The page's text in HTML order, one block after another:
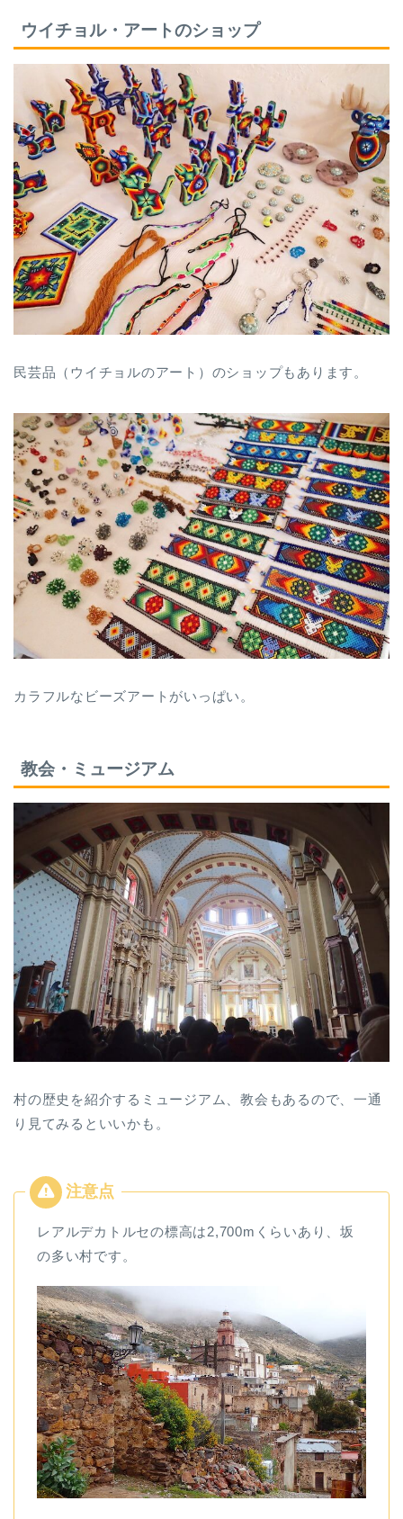
ウイチョル・アートのショップ
民芸品（ウイチョルのアート）のショップもあります。
カラフルなビーズアートがいっぱい。
教会・ミュージアム
村の歴史を紹介するミュージアム、教会もあるので、一通
り見てみるといいかも。
レアルデカトルセの標高は2,700mくらいあり、坂
の多い村です。